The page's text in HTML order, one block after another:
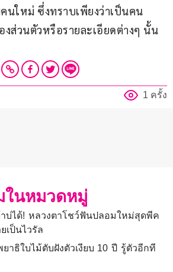
นใหม่ ซึ่งทราบเพียงว่าเป็นคน
งส่วนตัวหรือรายละเอียดต่างๆ นั้น
1 ครั้ง
ในหมวดหมู่
าบ่ได้! หลวงตาโชว์ฟันปลอมใหม่สุดพีค
เป็นไวรัล
าธิใบไม้ตับฝังตัวเงียบ 10 ปี รู้ตัวอีกที